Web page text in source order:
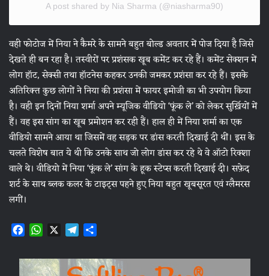
A post shared by Nia Sharma (@niasharma90)
वही फोटोज में निया ने कैमरे के सामने बहुत बोल्ड अवतार में पोज दिया है जिसे
देखते ही बन रहा है। तस्वीरों पर प्रशंसक खूब कमेंट कर रहे हैं। कमेंट सेक्शन में
लोग हॉट, सेक्सी तथा हॉटनेस कहकर उनकी जमकर प्रशंसा कर रहे हैं। इसके
अतिरिक्त कुछ लोगों ने निया की प्रशंसा में फायर इमोजी का भी उपयोग किया
है। वही इन दिनों निया शर्मा अपने म्यूजिक वीडियो ‘फूंक ले’ को लेकर सुर्ख़ियों में
हैं। वह इस सांग का खूब प्रमोशन कर रही हैं। हाल ही में निया शर्मा का एक
वीडियो सामने आया था जिसमें वह सड़क पर डांस करती दिखाई दी थीं। इस के
चलते विशेष बात ये थी कि उनके साथ जो लोग डांस कर रहे थे वे ऑटो रिक्शा
वाले थे। वीडियो में निया ‘फूंक ले’ सांग के हूक स्टेप्स करती दिखाई दी। सफ़ेद
शर्ट के साथ ब्लक कलर के टाइट्स पहने हुए निया बहुत खूबसूरत एवं ग्लैमरस
लगीं।
F
c
e
W
a
t
X T
l
e
a
r